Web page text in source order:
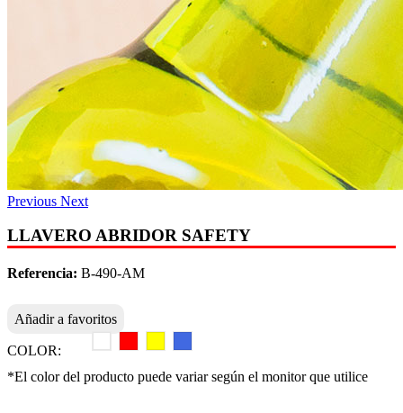
Previous Next
LLAVERO ABRIDOR SAFETY
Referencia: B-490-AM
Añadir a favoritos
COLOR:
*El color del producto puede variar según el monitor que utilice